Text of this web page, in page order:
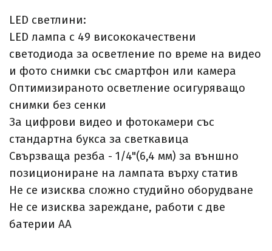
LED светлини:
LED лампа с 49 висококачествени
светодиода за осветление по време на видео
и фото снимки със смартфон или камера
Оптимизираното осветление осигуряващо
снимки без сенки
За цифрови видео и фотокамери със
стандартна букса за светкавица
Свързваща резба - 1/4"(6,4 мм) за външно
позициониране на лампата върху статив
Не се изисква сложно студийно оборудване
Не се изисква зареждане, работи с две
батерии АА